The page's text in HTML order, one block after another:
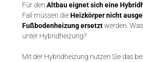
Für den Altbau eignet sich eine
Fall müssen dieHeizkörper nicht
Fußbodenheizung ersetztwerden.
unter Hybridheizung?
Mit der Hybridheizung nutzen Sie das